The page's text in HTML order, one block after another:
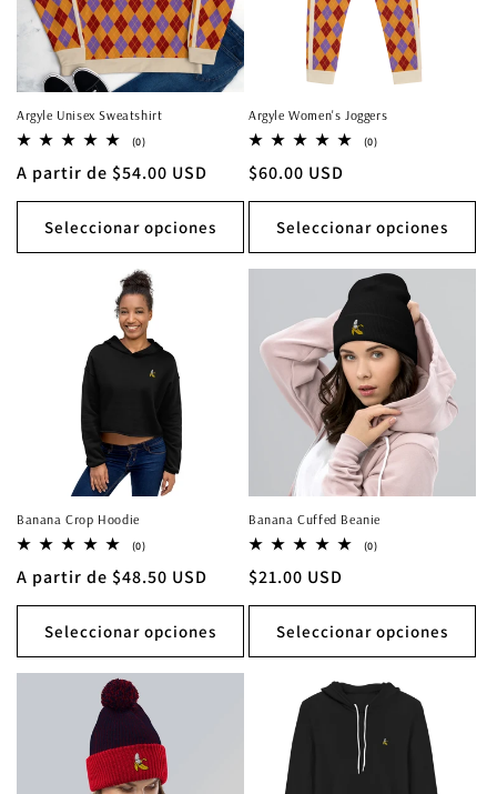
Argyle Unisex Sweatshirt
(0)0
totales
Precio
habitual
A partir de $54.00 USD
Seleccionar opciones
Argyle Women's Joggers
(0)0
Precio
habitual
$60.00 USD
Seleccionar opciones
Banana Crop Hoodie
(0)0
totales
Precio
habitual
A partir de $48.50 USD
Seleccionar opciones
Banana Cuffed Beanie
(0)0
Precio
habitual
$21.00 USD
Seleccionar opciones